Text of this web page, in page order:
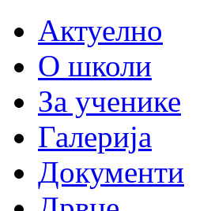
Актуелно
О школи
За ученике
Галерија
Документи